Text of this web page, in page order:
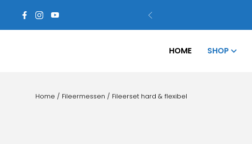
HOME SHOP
Home / Fileermessen / Fileerset hard & flexibel